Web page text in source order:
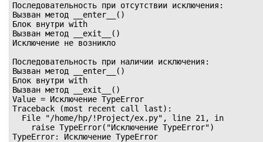
Последовательность при отсутствии исключения:
Вызван метод __enter__()
Блок внутри with
Вызван метод __exit__()
Исключение не возникло
Последовательность при наличии исключения:
Вызван метод __enter__()
Блок внутри with
Вызван метод __exit__()
Value = Исключение TypeError
Traceback (most recent call last):
  File "/home/hp/!Project/ex.py", line 21, in
    raise TypeError("Исключение TypeError")
TypeError: Исключение TypeError